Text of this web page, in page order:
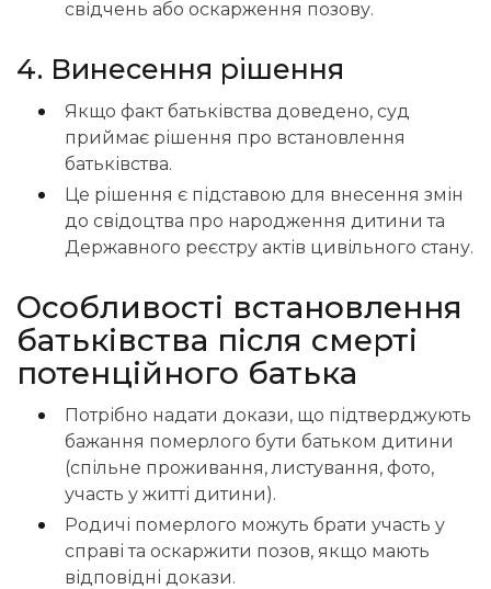
свідчень або оскарження позову.
4. Винесення рішення
Якщо факт батьківства доведено, суд
приймає рішення про встановлення
батьківства.
Це рішення є підставою для внесення змін
до свідоцтва про народження дитини та
Державного реєстру актів цивільного стану.
Особливості встановлення
батьківства після смерті
потенційного батька
Потрібно надати докази, що підтверджують
бажання померлого бути батьком дитини
(спільне проживання, листування, фото,
участь у житті дитини).
Родичі померлого можуть брати участь у
справі та оскаржити позов, якщо мають
відповідні докази.